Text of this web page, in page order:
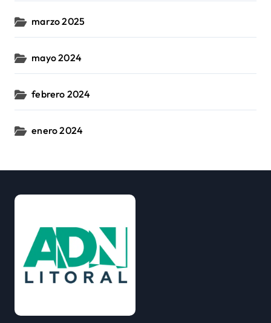
marzo 2025
mayo 2024
febrero 2024
enero 2024